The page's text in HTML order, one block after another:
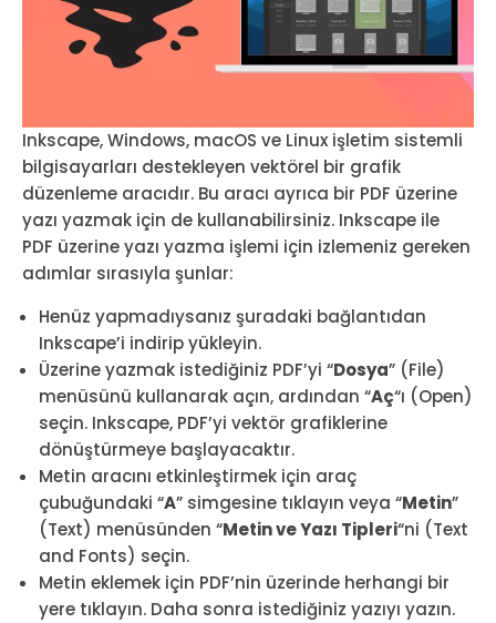
Inkscape, Windows, macOS ve Linux işletim sistemli
bilgisayarları destekleyen vektörel bir grafik
düzenleme aracıdır. Bu aracı ayrıca bir PDF üzerine
yazı yazmak için de kullanabilirsiniz. Inkscape ile
PDF üzerine yazı yazma işlemi için izlemeniz gereken
adımlar sırasıyla şunlar:
Henüz yapmadıysanız şuradaki bağlantıdan
Inkscape’i indirip yükleyin.
Üzerine yazmak istediğiniz PDF’yi “Dosya” (File)
menüsünü kullanarak açın, ardından “Aç“ı (Open)
seçin. Inkscape, PDF’yi vektör grafiklerine
dönüştürmeye başlayacaktır.
Metin aracını etkinleştirmek için araç
çubuğundaki “A” simgesine tıklayın veya “Metin”
(Text) menüsünden “Metin ve Yazı Tipleri“ni (Text
and Fonts) seçin.
Metin eklemek için PDF’nin üzerinde herhangi bir
yere tıklayın. Daha sonra istediğiniz yazıyı yazın.